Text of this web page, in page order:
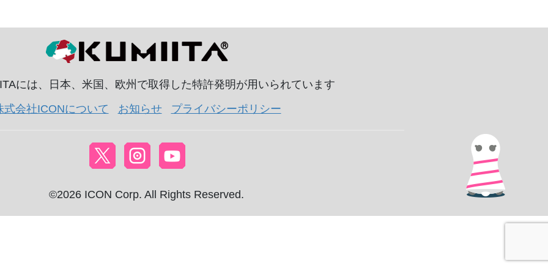
には、日本、米国、欧州で取得した特許発明が用いられています
式会社ICONについて
お知らせ プライバシーポリシー